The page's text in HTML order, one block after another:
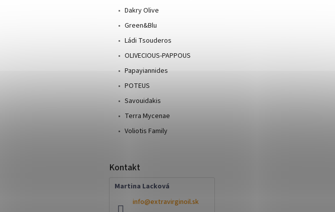
Dakry Olive
Green&Blu
Ládi Tsouderos
OLIVECIOUS-PAPPOUS
Papayiannides
POTEUS
Savouidakis
Terra Mycenae
Voliotis Family
Kontakt
Martina Lacková
info@extravirginoil.sk